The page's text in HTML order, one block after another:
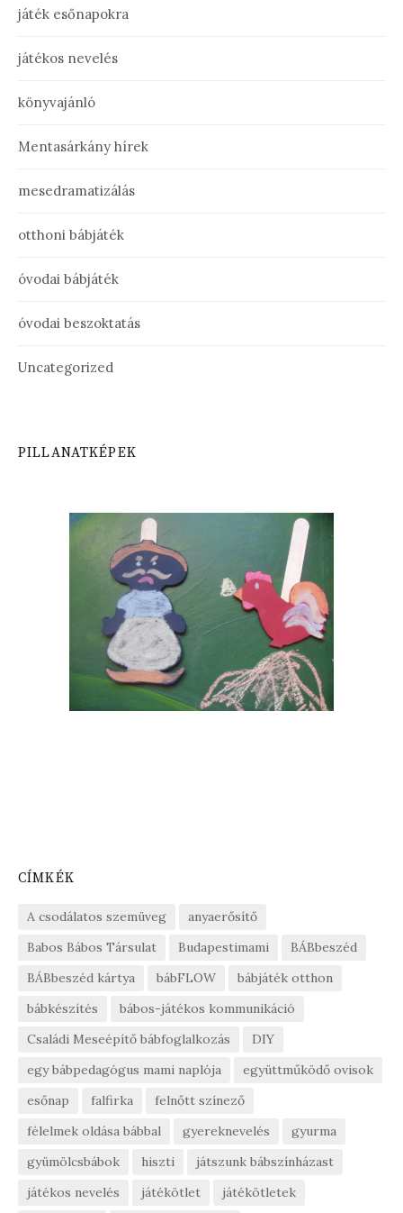
játék esőnapokra
játékos nevelés
könyvajánló
Mentasárkány hírek
mesedramatizálás
otthoni bábjáték
óvodai bábjáték
óvodai beszoktatás
Uncategorized
PILLANATKÉPEK
CÍMKÉK
A csodálatos szemüveg
anyaerősítő
Babos Bábos Társulat
Budapestimami
BÁBbeszéd
BÁBbeszéd kártya
bábFLOW
bábjáték otthon
bábkészítés
bábos-játékos kommunikáció
Családi Meseépítő bábfoglalkozás
DIY
egy bábpedagógus mami naplója
együttműködő ovisok
esőnap
falfirka
felnőtt színező
félelmek oldása bábbal
gyereknevelés
gyurma
gyümölcsbábok
hiszti
játszunk bábszínházast
játékos nevelés
játékötlet játékötletek